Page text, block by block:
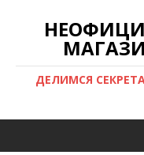
ДЕЛИМСЯ